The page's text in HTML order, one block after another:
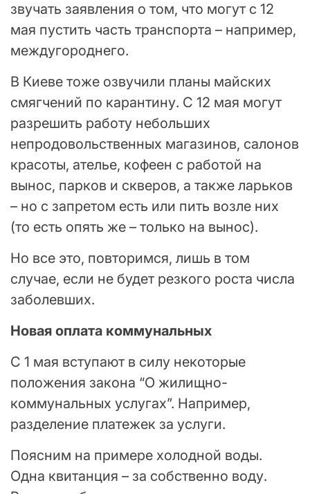
звучать заявления о том, что могут с 12
мая пустить часть транспорта – например,
междугороднего.
В Киеве тоже озвучили планы майских
смягчений по карантину. С 12 мая могут
разрешить работу небольших
непродовольственных магазинов, салонов
красоты, ателье, кофеен с работой на
вынос, парков и скверов, а также ларьков
– но с запретом есть или пить возле них
(то есть опять же – только на вынос).
Но все это, повторимся, лишь в том
случае, если не будет резкого роста числа
заболевших.
Новая оплата коммунальных
С 1 мая вступают в силу некоторые
положения закона “О жилищно-
коммунальных услугах”. Например,
разделение платежек за услуги.
Поясним на примере холодной воды.
Одна квитанция – за собственно воду.